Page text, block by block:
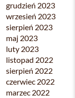
grudzień 2023
wrzesień 2023
sierpień 2023
maj 2023
luty 2023
listopad 2022
sierpień 2022
czerwiec 2022
marzec 2022